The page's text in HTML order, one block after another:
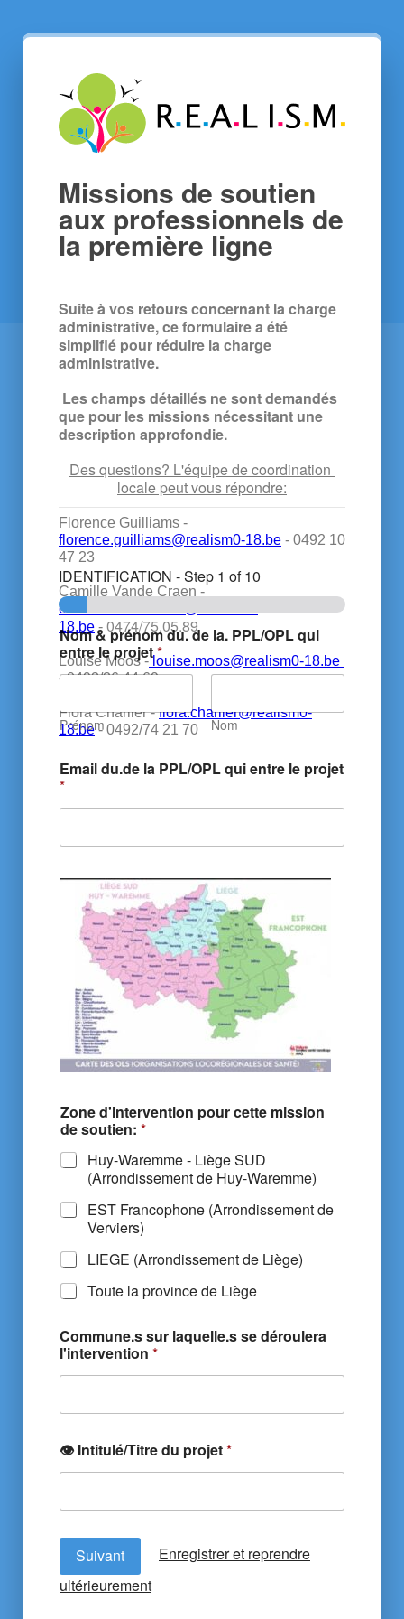
Missions de soutien
aux professionnels de
la première ligne
Suite à vos retours concernant la charge
administrative, ce formulaire a été
simplifié pour réduire la charge
administrative.
Les champs détaillés ne sont demandés
que pour les missions nécessitant une
description approfondie.
Des questions? L'équipe de coordination
locale peut vous répondre:
florence.guilliams@realism0-18.be - 0492 10
47 23
camille.vandecraen@realism0-
18.be - 0474/75.05.89
Louise Moos -
- 0493/36 44 69
Flora Charlier - flora.charlier@realism0-
18.be - 0492/74 21 70
IDENTIFICATION -Step 1 of 10
Nom & prénom du. de la. PPL/OPL qui
entre le projet*
Prénom Nom
Email du.de la PPL/OPL qui entre le projet
*
Zone d'intervention pour cette mission
de soutien: *
Huy-Waremme - Liège SUD
(Arrondissement de Huy-Waremme)
EST Francophone (Arrondissement de
Verviers)
LIEGE (Arrondissement de Liège)
Toute la province de Liège
Commune.s sur laquelle.s se déroulera
l'intervention *
​👁️​ Intitulé/Titre du projet*
Suivant
Enregistrer et reprendre
ultérieurement